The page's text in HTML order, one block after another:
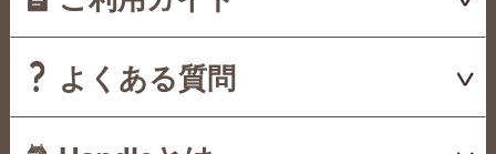
よくある質問